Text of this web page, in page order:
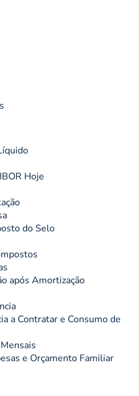
Hoje
do Selo
após Amortização
a Contratar e Consumo de
e Orçamento Familiar